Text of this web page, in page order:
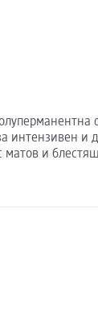
интензивен
и